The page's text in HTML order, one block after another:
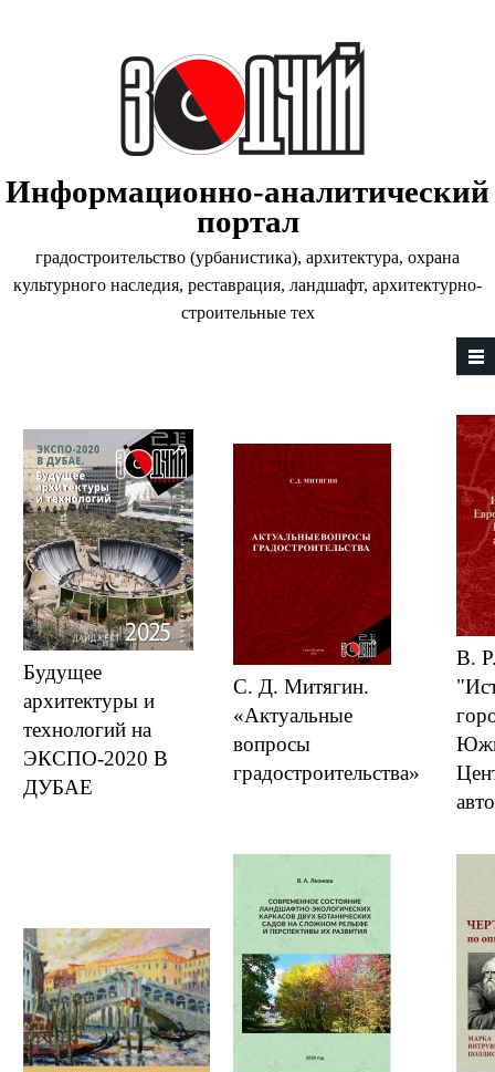
Информационно-аналитический
портал
градостроительство (урбанистика), архитектура, охрана
культурного наследия, реставрация, ландшафт, архитектурно-
строительные тех
Будущее
архитектуры и
технологий на
ЭКСПО-2020 В
ДУБАЕ
С. Д. Митягин.
«Актуальные
вопросы
градостроительства»
В.